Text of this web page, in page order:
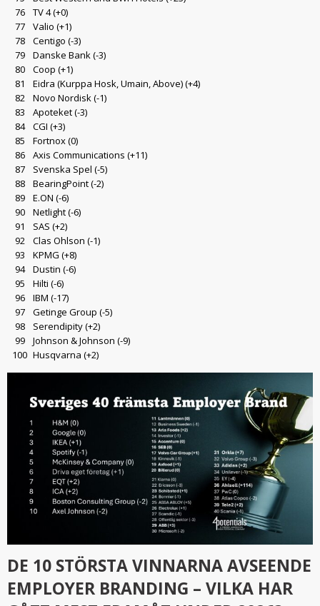
76
TV 4(+0)
77
Valio (+1)
78
Centigo (-3)
79
Danske Bank(-3)
80
Coop (+1)
81
Eidra (Kurppa Hosk, Umain, Above)(+4)
82
Novo Nordisk(-1)
83
Apoteket(-3)
84
CGI (+3)
85
Fortnox(0)
86
Axis Communications (+11)
87
Svenska Spel (-5)
88
BearingPoint(-2)
89
E.ON (-6)
90
Netlight(-6)
91
SAS (+2)
92
Clas Ohlson (-1)
93
KPMG (+8)
94
Dustin (-6)
95
Hilti (-6)
96
IBM (-17)
97
Getinge Group (-5)
98
Serendipity(+2)
99
Johnson & Johnson (-9)
100 Husqvarna (+2)
DE 10 STÖRSTA VINNARNA AVSEENDE
EMPLOYER BRANDING – VILKA HAR